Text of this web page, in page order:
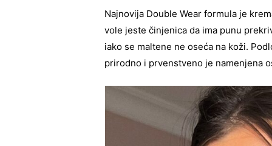
Najnovija Double Wear formula je
vole jeste činjenica da ima punu
iako se maltene ne oseća na koži.
prirodno i prvenstveno je namenjena